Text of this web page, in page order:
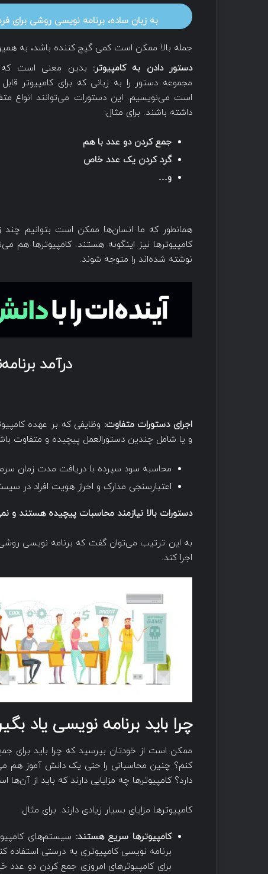
به زبان ساده، برنامه نویسی روشی برای
جمله بالا ممکن است کمی گیج کننده باشد، به
دستور دادن به کامپیوتر: بدین معنی است
مجموعه دستور را به زبانی که برای کامپیوتر
است می‌نویسیم. این دستورات می‌توانند انواع
داشته باشند. برای مثال:
جمع کردن دو عدد با هم
گرد کردن یک عدد خاص
و…
همانطور که ما انسان‌ها ممکن است بتوانیم
کامپیوترها نیز اینگونه هستند. کامپیوترها هم
نوشته شده‌اند را متوجه شوند.
درآمد
اجرای دستورات متفاوت: وظایفی که بر عهده
و یا شامل چندین دستورالعمل پیچیده و متفاوت
محاسبه سود سپرده با دریافت مدت زمان
اعتبارسنجی مدارک و احراز هویت افراد در
دستورات بالا نیازمند محاسبات پیچیده هستند و
به این ترتیب می‌توان گفت که برنامه نویسی روشی
اجرا کند.
چرا باید برنامه نویسی یاد
ممکن است از خودتان بپرسید که چرا باید برای
کنم؟ چنین محاسباتی را حتی یک دانش آموز هم
دارد؟ کامپیوترها چه مزایایی دارند که باید از آن‌ها
کامپیوترها مزایای بسیار زیادی دارند. برای مثال:
کامپیوترها سریع هستند: سیستم‌های
برنامه نویسی کامپیوتری به درستی استفاده
برای کامپیوترهای امروزی جمع کردن دو عدد